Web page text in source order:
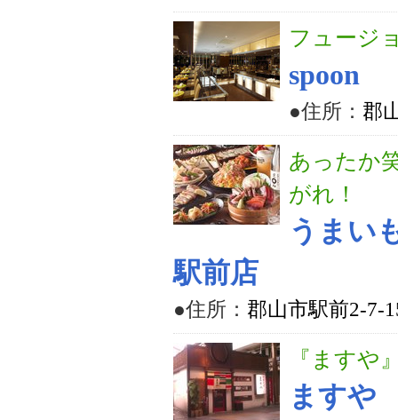
フュージ
spoon
●住所： 郡
あったか
がれ！
うまい
駅前店
●住所： 郡山市駅前2-
『ますや
ますや